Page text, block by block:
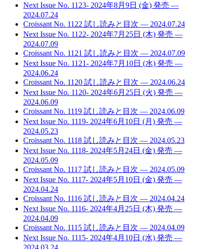
Next Issue No. 1123- 2024年8月9日 (金) 発売 —
2024.07.24
Croissant No. 1122 試し読みと目次 — 2024.07.24
Next Issue No. 1122- 2024年7月25日 (木) 発売 —
2024.07.09
Croissant No. 1121 試し読みと目次 — 2024.07.09
Next Issue No. 1121- 2024年7月10日 (水) 発売 —
2024.06.24
Croissant No. 1120 試し読みと目次 — 2024.06.24
Next Issue No. 1120- 2024年6月25日 (火) 発売 —
2024.06.09
Croissant No. 1119 試し読みと目次 — 2024.06.09
Next Issue No. 1119- 2024年6月10日 (月) 発売 —
2024.05.23
Croissant No. 1118 試し読みと目次 — 2024.05.23
Next Issue No. 1118- 2024年5月24日 (金) 発売 —
2024.05.09
Croissant No. 1117 試し読みと目次 — 2024.05.09
Next Issue No. 1117- 2024年5月10日 (金) 発売 —
2024.04.24
Croissant No. 1116 試し読みと目次 — 2024.04.24
Next Issue No. 1116- 2024年4月25日 (木) 発売 —
2024.04.09
Croissant No. 1115 試し読みと目次 — 2024.04.09
Next Issue No. 1115- 2024年4月10日 (水) 発売 —